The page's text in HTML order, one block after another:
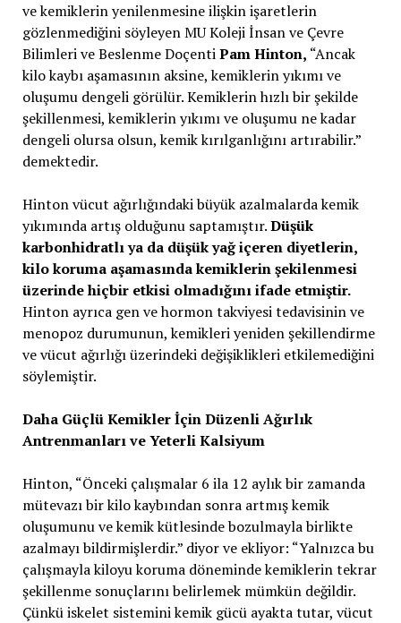
ve kemiklerin yenilenmesine ilişkin işaretlerin
gözlenmediğini söyleyen MU Koleji İnsan ve Çevre
Bilimleri ve Beslenme DoçentiPam Hinton, “Ancak
kilo kaybı aşamasının aksine, kemiklerin yıkımı ve
oluşumu dengeli görülür. Kemiklerin hızlı bir şekilde
şekillenmesi, kemiklerin yıkımı ve oluşumu ne kadar
dengeli olursa olsun, kemik kırılganlığını artırabilir.”
demektedir.
Hinton vücut ağırlığındaki büyük azalmalarda kemik
yıkımında artış olduğunu saptamıştır.Düşük
karbonhidratlı ya da düşük yağ içeren diyetlerin,
kilo koruma aşamasında kemiklerin şekilenmesi
üzerinde hiçbir etkisi olmadığını ifade etmiştir.
Hinton ayrıca gen ve hormon takviyesi tedavisinin ve
menopoz durumunun, kemikleri yeniden şekillendirme
ve vücut ağırlığı üzerindeki değişiklikleri etkilemediğini
söylemiştir.
Daha Güçlü Kemikler İçin Düzenli Ağırlık
Antrenmanları ve Yeterli Kalsiyum
Hinton, “Önceki çalışmalar 6 ila 12 aylık bir zamanda
mütevazı bir kilo kaybından sonra artmış kemik
oluşumunu ve kemik kütlesinde bozulmayla birlikte
azalmayı bildirmişlerdir.” diyor ve ekliyor: “Yalnızca bu
çalışmayla kiloyu koruma döneminde kemiklerin tekrar
şekillenme sonuçlarını belirlemek mümkün değildir.
Çünkü iskelet sistemini kemik gücü ayakta tutar, vücut